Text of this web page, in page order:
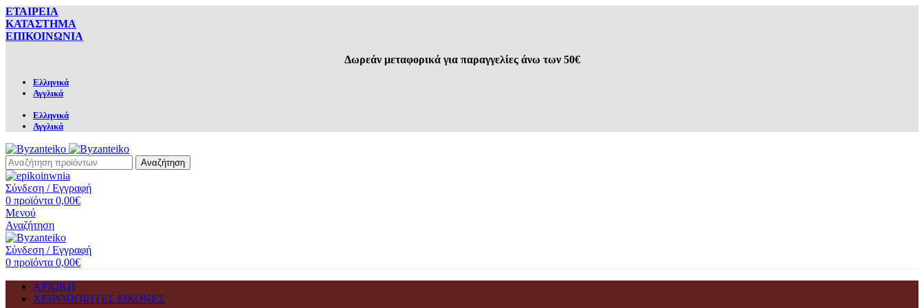
ΕΤΑΙΡΕΙΑ
ΚΑΤΑΣΤΗΜΑ
ΕΠΙΚΟΙΝΩΝΙΑ
Δωρεάν μεταφορικά για παραγγελίες άνω των 50€
Ελληνικά
Αγγλικά
Ελληνικά
Αγγλικά
Αναζήτηση
Σύνδεση / Εγγραφή
0 προϊόντα 0,00€
Μενού
Αναζήτηση
Σύνδεση / Εγγραφή
0 προϊόντα 0,00€
ΑΡΧΙΚΗ
ΧΕΙΡΟΠΟΙΗΤΕΣ ΕΙΚΟΝΕΣ